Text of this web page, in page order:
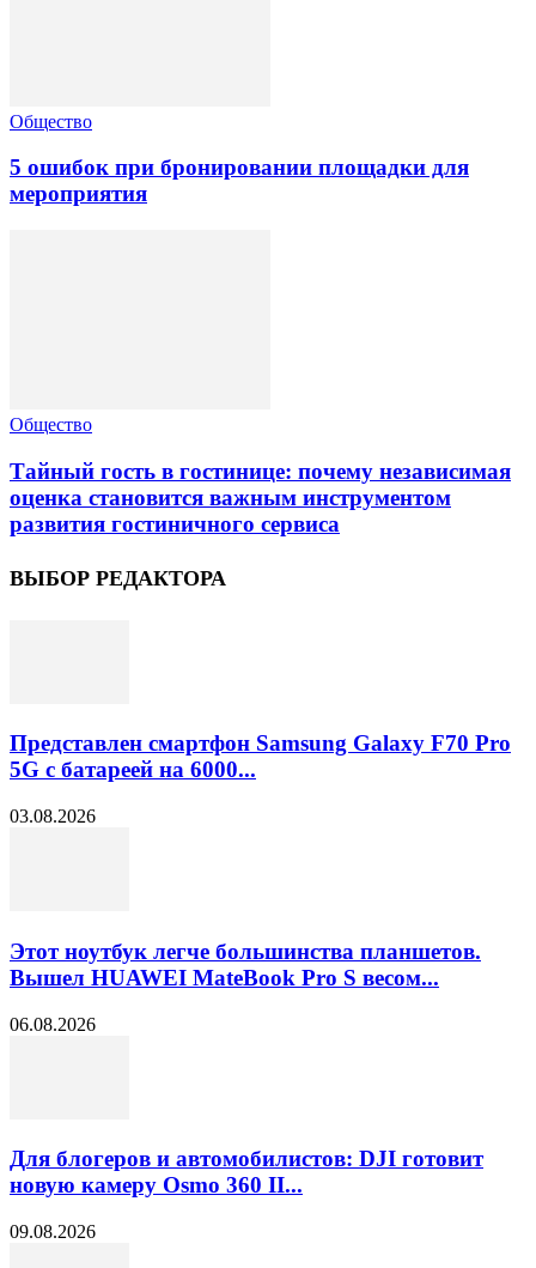
Общество
5 ошибок при бронировании площадки для
мероприятия
Общество
Тайный гость в гостинице: почему независимая
оценка становится важным инструментом
развития гостиничного сервиса
ВЫБОР РЕДАКТОРА
Представлен смартфон Samsung Galaxy F70 Pro
5G с батареей на 6000...
03.08.2026
Этот ноутбук легче большинства планшетов.
Вышел HUAWEI MateBook Pro S весом...
06.08.2026
Для блогеров и автомобилистов: DJI готовит
новую камеру Osmo 360 II...
09.08.2026